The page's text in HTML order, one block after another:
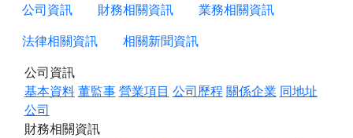
公司資訊 財務相關資訊
業務相關資訊
法律相關資訊
相關新聞資訊
公司資訊
基本資料董監事營業項目 公司歷程 關係企業 同地址
公司
財務相關資訊